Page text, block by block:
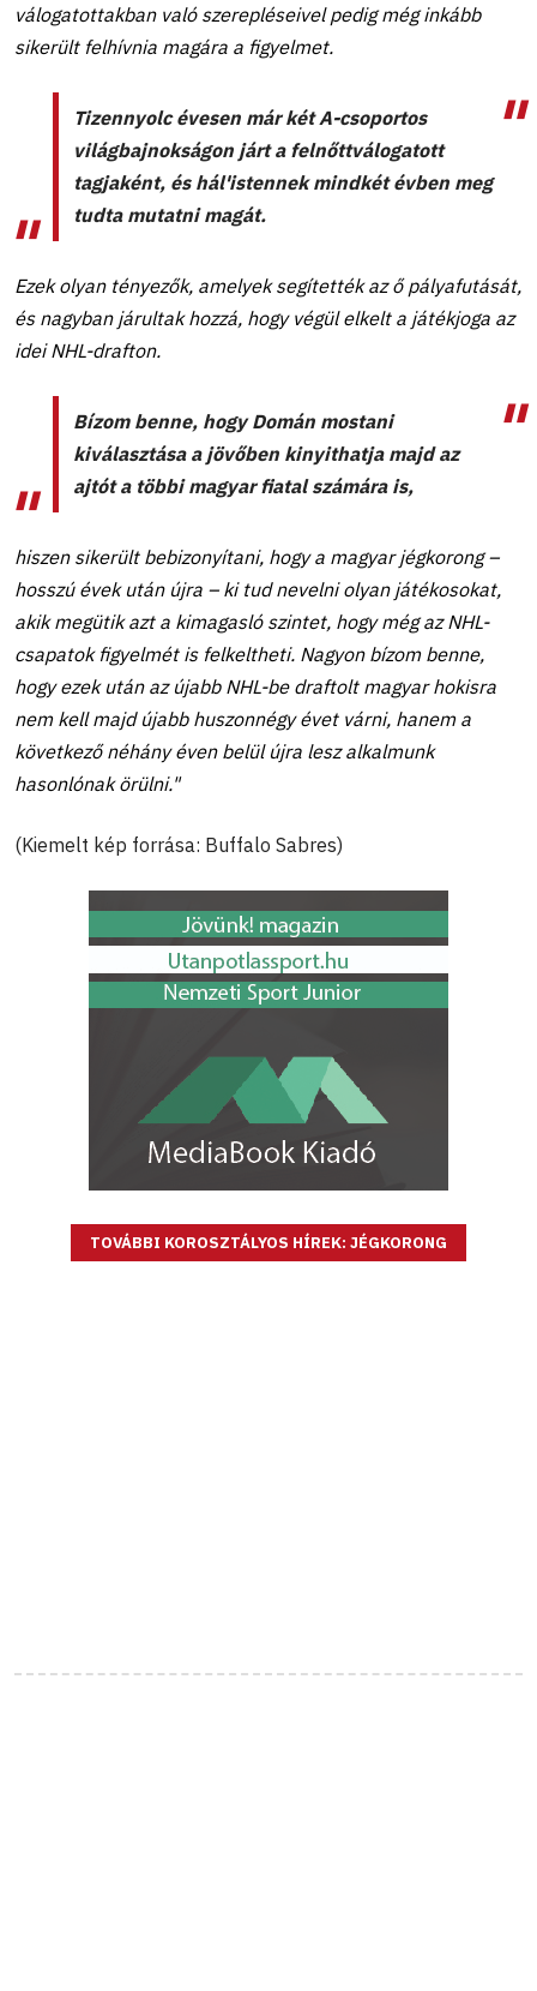
válogatottakban való szerepléseivel pedig még inkább
sikerült felhívnia magára a figyelmet.
Tizennyolc évesen már két A-csoportos
világbajnokságon járt a felnőttválogatott
tagjaként, és hál'istennek mindkét évben meg
tudta mutatni magát.
Ezek olyan tényezők, amelyek segítették az ő pályafutását,
és nagyban járultak hozzá, hogy végül elkelt a játékjoga az
idei NHL-drafton.
Bízom benne, hogy Domán mostani
kiválasztása a jövőben kinyithatja majd az
ajtót a többi magyar fiatal számára is,
hiszen sikerült bebizonyítani, hogy a magyar jégkorong –
hosszú évek után újra – ki tud nevelni olyan játékosokat,
akik megütik azt a kimagasló szintet, hogy még az NHL-
csapatok figyelmét is felkeltheti. Nagyon bízom benne,
hogy ezek után az újabb NHL-be draftolt magyar hokisra
nem kell majd újabb huszonnégy évet várni, hanem a
következő néhány éven belül újra lesz alkalmunk
hasonlónak örülni."
(Kiemelt kép forrása: Buffalo Sabres)
TOVÁBBI KOROSZTÁLYOS HÍREK: JÉGKORONG